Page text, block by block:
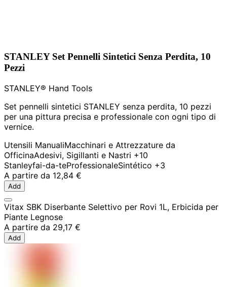
STANLEY Set Pennelli Sintetici Senza Perdita, 10
Pezzi
STANLEY® Hand Tools
Set pennelli sintetici STANLEY senza perdita, 10 pezzi
per una pittura precisa e professionale con ogni tipo di
vernice.
Utensili ManualiMacchinari e Attrezzature da
OfficinaAdesivi, Sigillanti e Nastri +10
Stanleyfai-da-teProfessionaleSintético +3
A partire da 12,84 €
Add
Vitax SBK Diserbante Selettivo per Rovi 1L, Erbicida per
Piante Legnose
A partire da 29,17 €
Add